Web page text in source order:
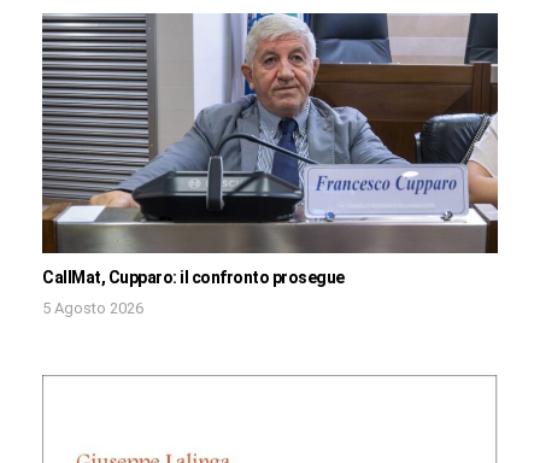
CallMat, Cupparo: il confronto prosegue
5 Agosto 2026